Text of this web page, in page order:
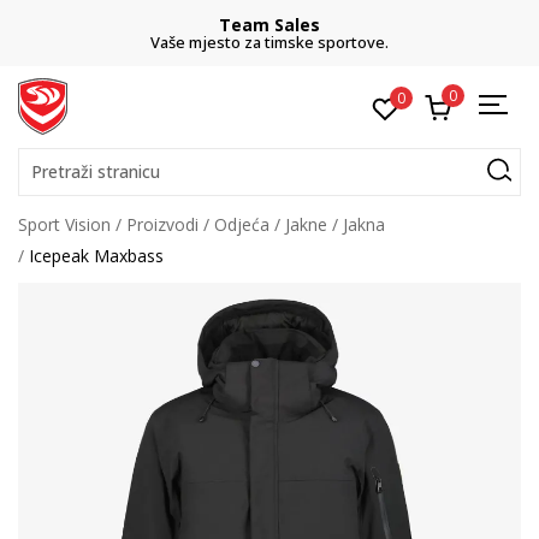
Team Sales
Vaše mjesto za timske sportove.
0 0
Pretraži stranicu
Sport Vision Proizvodi Odjeća Jakne
Jakna
Icepeak Maxbass